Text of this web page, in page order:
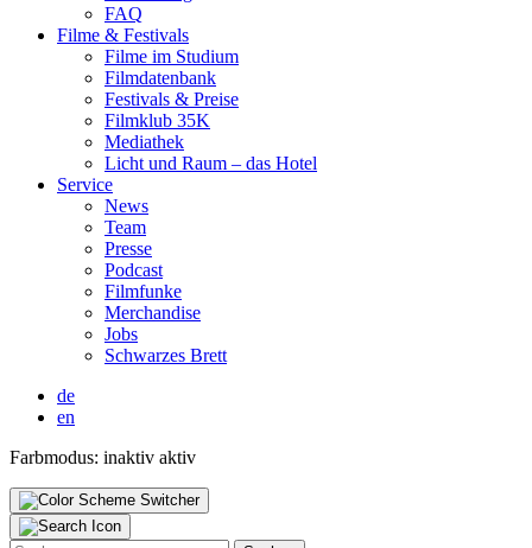
FAQ
Fil­me & Fes­ti­vals
Fil­me im Stu­di­um
Film­da­ten­bank
Fes­ti­vals & Prei­se
Film­klub 35K
Media­thek
Licht und Raum – das Hotel
Ser­vice
News
Team
Pres­se
Pod­cast
Film­fun­ke
Mer­chan­di­se
Jobs
Schwar­zes Brett
de
en
Farbmodus: inaktiv aktiv